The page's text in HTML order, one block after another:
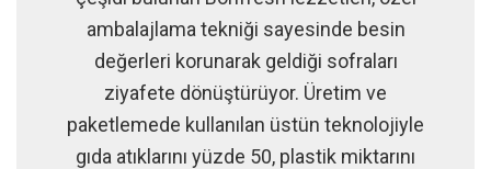
ambalajlama tekniği sayesinde besin
değerleri korunarak geldiği sofraları
ziyafete dönüştürüyor. Üretim ve
paketlemede kullanılan üstün teknolojiyle
gıda atıklarını yüzde 50, plastik miktarını